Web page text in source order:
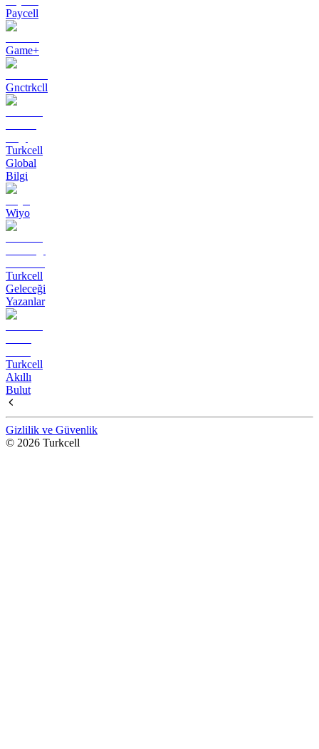
Paycell
Game+
Gnctrkcll
Turkcell
Global
Bilgi
Wiyo
Turkcell
Geleceği
Yazanlar
Turkcell
Akıllı
Bulut
Gizlilik ve Güvenlik
© 2026 Turkcell